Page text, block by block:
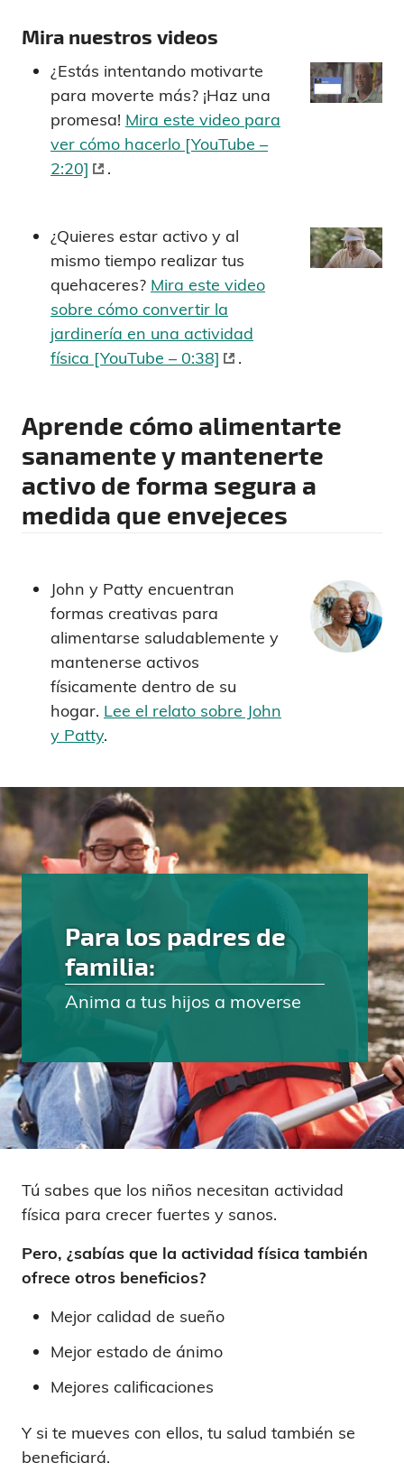
Mira nuestros videos
¿Estás intentando motivarte
para moverte más? ¡Haz una
promesa! Mira este video para
ver cómo hacerlo [YouTube –
2:20]
.
¿Quieres estar activo y al
mismo tiempo realizar tus
quehaceres? Mira este video
sobre cómo convertir la
jardinería en una actividad
física [YouTube – 0:38]
.
Aprende cómo alimentarte
sanamente y mantenerte
activo de forma segura a
medida que envejeces
John y Patty encuentran
formas creativas para
alimentarse saludablemente y
mantenerse activos
físicamente dentro de su
hogar. Lee el relato sobre John
y Patty.
Para los padres de
familia:
Anima a tus hijos a moverse
Tú sabes que los niños necesitan actividad
física para crecer fuertes y sanos.
Pero, ¿sabías que la actividad física también
ofrece otros beneficios?
Mejor calidad de sueño
Mejor estado de ánimo
Mejores calificaciones
Y si te mueves con ellos, tu salud también se
beneficiará.